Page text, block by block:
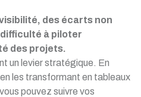
des écarts non
à piloter
des projets.
un levier stratégique. En
les transformant en tableaux
pouvez suivre vos